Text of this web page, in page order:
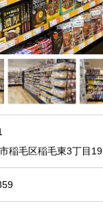
稲毛区稲毛東3丁目